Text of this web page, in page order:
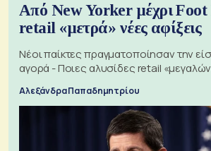
Από New Yorker μέχρι
retail «μετρά» νέες αφίξεις
Νέοι παίκτες πραγματοποίησαν την
αγορά - Ποιες αλυσίδες retail
Αλεξάνδρα Παπαδημητρίου